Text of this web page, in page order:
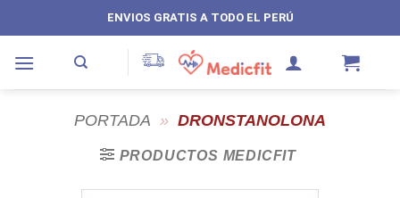
al
contenido
ENVIOS GRATIS A TODO EL PERÚ
PORTADA » DRONSTANOLONA
PRODUCTOS MEDICFIT